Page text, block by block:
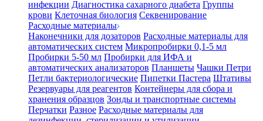
инфекции Диагностика сахарного диабета Группы
крови Клеточная биология Секвенирование
Расходные материалы
Наконечники для дозаторов Расходные материалы для
автоматических систем Микропробирки 0,1-5 мл
Пробирки 5-50 мл Пробирки для ИФА и
автоматических анализаторов Планшеты Чашки Петри
Петли бактериологические Пипетки Пастера Штативы
Резервуары для реагентов Контейнеры для сбора и
хранения образцов Зонды и транспортные системы
Перчатки Разное Расходные материалы для